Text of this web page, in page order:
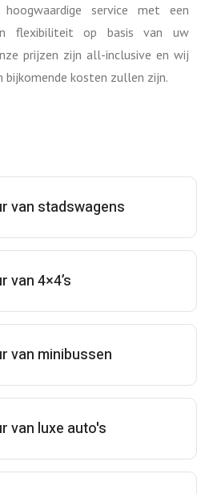
service met een
flexibiliteit op basis van uw
prijzen zijn all-inclusive en wij
bijkomende kosten zullen zijn.
van stadswagens
van 4×4’s
van minibussen
van luxe auto's